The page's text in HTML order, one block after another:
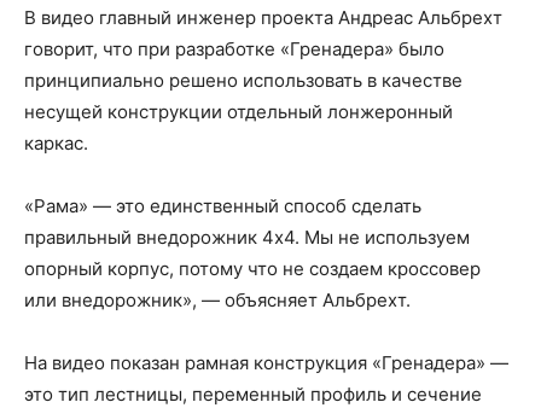
В видео главный инженер проекта Андреас Альбрехт
говорит, что при разработке «Гренадера» было
принципиально решено использовать в качестве
несущей конструкции отдельный лонжеронный
каркас.
«Рама» — это единственный способ сделать
правильный внедорожник 4х4. Мы не используем
опорный корпус, потому что не создаем кроссовер
или внедорожник», — объясняет Альбрехт.
На видео показан рамная конструкция «Гренадера» —
это тип лестницы, переменный профиль и сечение